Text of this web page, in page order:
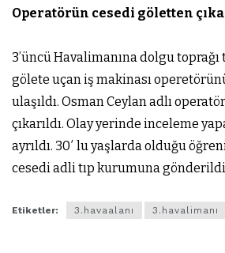
Operatörün cesedi göletten
3’üncü Havalimanına dolgu
gölete uçan iş makinası
ulaşıldı. Osman Ceylan adlı
çıkarıldı. Olay yerinde inceleme
ayrıldı. 30′ lu yaşlarda olduğu
cesedi adli tıp kurumuna
Etiketler: 3.havaalanı 3.havalimanı